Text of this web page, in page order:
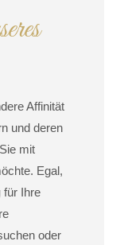
Affinität
und deren
mit
Egal,
für Ihre
oder